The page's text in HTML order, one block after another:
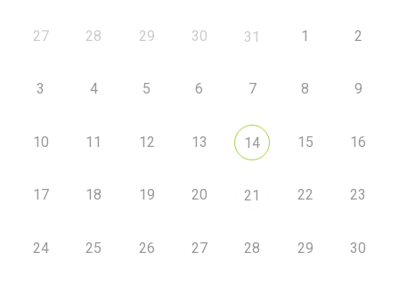
27 28 29 30 31 1 2
3 4 5 6 7 8 9
10 11 12 13 14 15 16
17 18 19 20 21 22 23
24 25 26 27 28 29 30